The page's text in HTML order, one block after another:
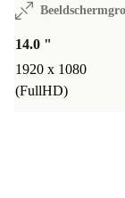
14.0 "
1920 x 1080
(FullHD)